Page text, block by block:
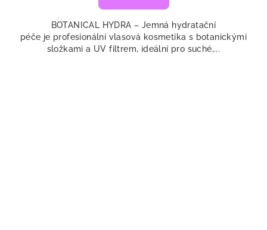
BOTANICAL HYDRA – Jemná hydratační
péče je profesionální vlasová kosmetika s botanickými
složkami a UV filtrem, ideální pro suché,...